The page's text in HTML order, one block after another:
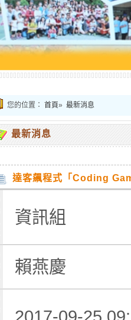
您的位置： 首頁» 最新消息
最新消息
達客飆程式「Coding
資訊組
賴燕慶